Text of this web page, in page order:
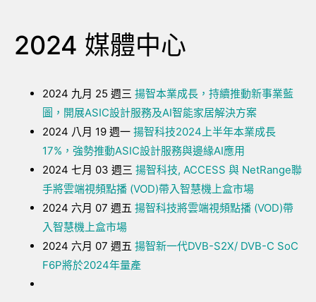
2024 媒體中心
2024 九月 25 週三 揚智本業成長，持續推動新事業藍
圖，開展ASIC設計服務及AI智能家居解決方案
2024 八月 19 週一 揚智科技2024上半年本業成長
17%，強勢推動ASIC設計服務與邊緣AI應用
2024 七月 03 週三 揚智科技, ACCESS 與 NetRange聯
手將雲端視頻點播 (VOD)帶入智慧機上盒市場
2024 六月 07 週五 揚智科技將雲端視頻點播 (VOD)帶
入智慧機上盒市場
2024 六月 07 週五 揚智新一代DVB-S2X/ DVB-C SoC
F6P將於2024年量產